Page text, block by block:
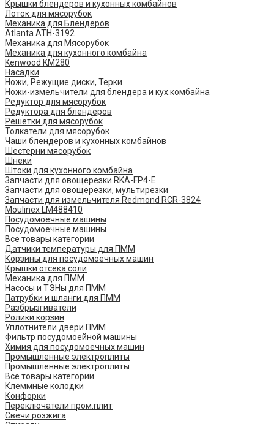
Крышки блендеров и кухонных комбайнов
Лоток для мясорубок
Механика для Блендеров
Atlanta ATH-3192
Механика для Мясорубок
Механика для кухонного комбайна
Kenwood KM280
Насадки
Ножи, Режущие диски, Терки
Ножи-измельчители для блендера и кух.комбайна
Редуктор для мясорубок
Редуктора для блендеров
Решетки для мясорубок
Толкатели для мясорубок
Чаши блендеров и кухонных комбайнов
Шестерни мясорубок
Шнеки
Штоки для кухонного комбайна
Запчасти для овощерезки RKA-FP4-E
Запчасти для овощерезки, мультирезки
Запчасти для измельчителя Redmond RCR-3824
Moulinex LM488410
Посудомоечные машины
Посудомоечные машины
Все товары категории
Датчики температуры для ПММ
Корзины для посудомоечных машин
Крышки отсека соли
Механика для ПММ
Насосы и ТЭНы для ПММ
Патрубки и шланги для ПММ
Разбрызгиватели
Ролики корзин
Уплотнители двери ПММ
Фильтр посудомоейной машины
Химия для посудомоечных машин
Промышленные электроплиты
Промышленные электроплиты
Все товары категории
Клеммные колодки
Конфорки
Переключатели пром.плит
Свечи розжига